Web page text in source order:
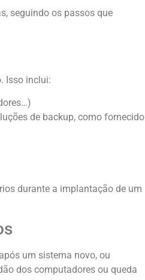
seguindo os passos que
Isso inclui:
de backup, como fornecido
durante a implantação de um
um sistema novo, ou
dos computadores ou queda